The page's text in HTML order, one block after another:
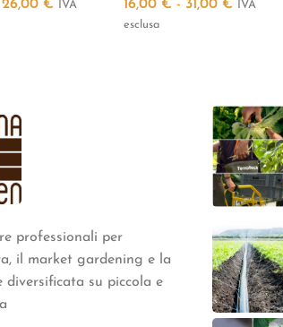
26,00 €
IVA
16,00 € - 31,00 €
IVA
esclusa
professionali per
il market gardening e la
diversificata su piccola e